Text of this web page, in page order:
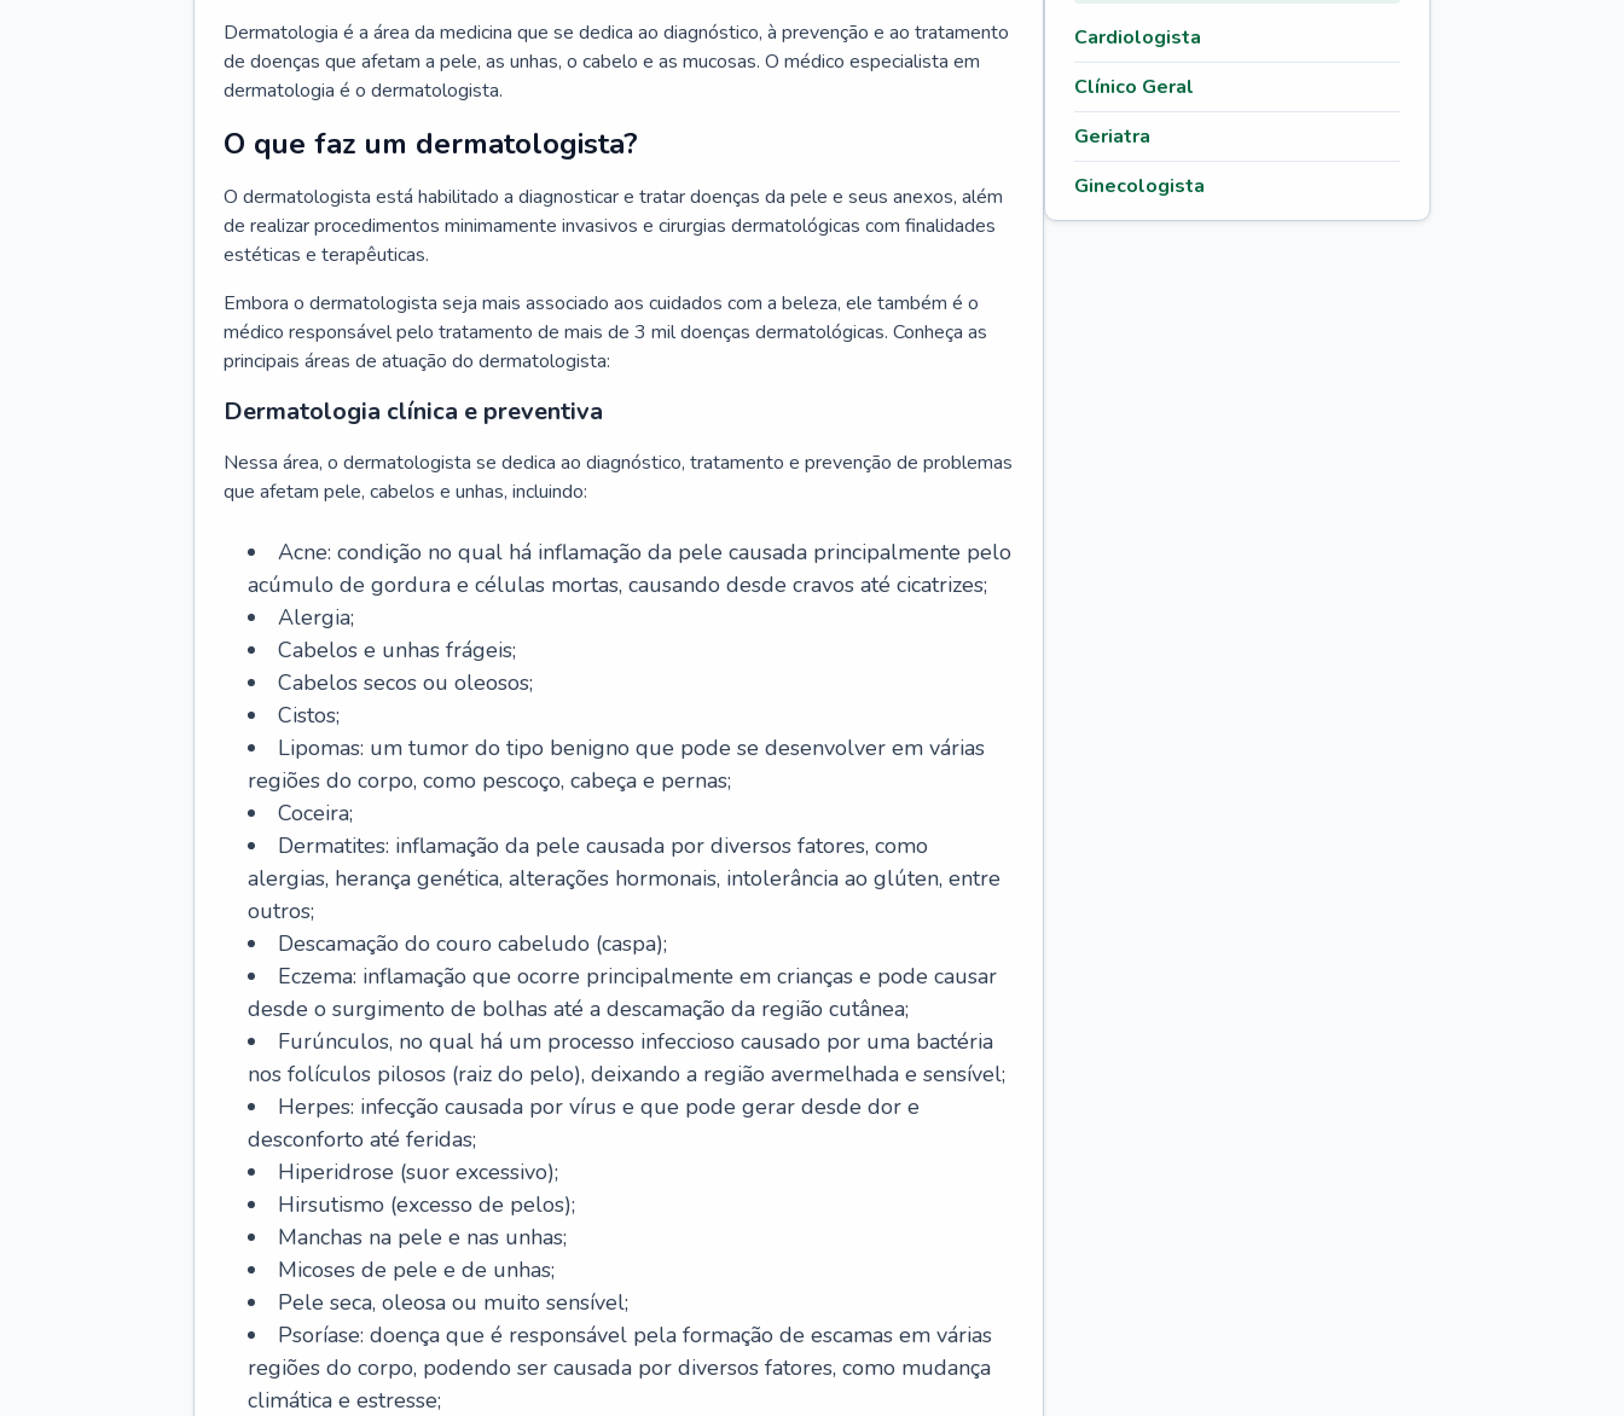
Dermatologia é a área da medicina que se dedica ao diagnóstico, à prevenção e ao tratamento
de doenças que afetam a pele, as unhas, o cabelo e as mucosas. O médico especialista em
dermatologia é o dermatologista.
O que faz um dermatologista?
O dermatologista está habilitado a diagnosticar e tratar doenças da pele e seus anexos, além
de realizar procedimentos minimamente invasivos e cirurgias dermatológicas com finalidades
estéticas e terapêuticas.
Embora o dermatologista seja mais associado aos cuidados com a beleza, ele também é o
médico responsável pelo tratamento de mais de 3 mil doenças dermatológicas. Conheça as
principais áreas de atuação do dermatologista:
Dermatologia clínica e preventiva
Nessa área, o dermatologista se dedica ao diagnóstico, tratamento e prevenção de problemas
que afetam pele, cabelos e unhas, incluindo:
Acne: condição no qual há inflamação da pele causada principalmente pelo
acúmulo de gordura e células mortas, causando desde cravos até cicatrizes;
Alergia;
Cabelos e unhas frágeis;
Cabelos secos ou oleosos;
Cistos;
Lipomas: um tumor do tipo benigno que pode se desenvolver em várias
regiões do corpo, como pescoço, cabeça e pernas;
Coceira;
Dermatites: inflamação da pele causada por diversos fatores, como
alergias, herança genética, alterações hormonais, intolerância ao glúten, entre
outros;
Descamação do couro cabeludo (caspa);
Eczema: inflamação que ocorre principalmente em crianças e pode causar
desde o surgimento de bolhas até a descamação da região cutânea;
Furúnculos, no qual há um processo infeccioso causado por uma bactéria
nos folículos pilosos (raiz do pelo), deixando a região avermelhada e sensível;
Herpes: infecção causada por vírus e que pode gerar desde dor e
desconforto até feridas;
Hiperidrose (suor excessivo);
Hirsutismo (excesso de pelos);
Manchas na pele e nas unhas;
Micoses de pele e de unhas;
Pele seca, oleosa ou muito sensível;
Psoríase: doença que é responsável pela formação de escamas em várias
regiões do corpo, podendo ser causada por diversos fatores, como mudança
climática e estresse;
Cardiologista
Clínico Geral
Geriatra
Ginecologista